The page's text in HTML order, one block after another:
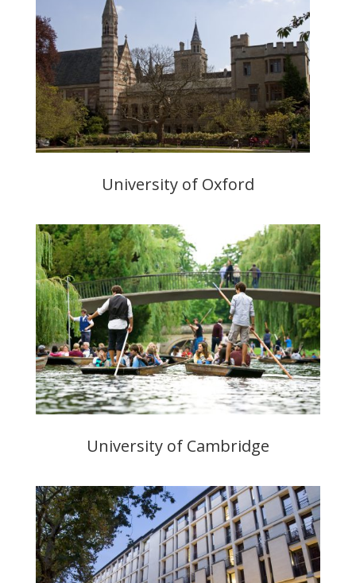
University of Oxford
University of Cambridge